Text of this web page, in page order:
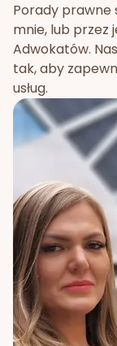
Porady prawne
mnie, lub przez
Adwokatów.
tak, aby
usług.